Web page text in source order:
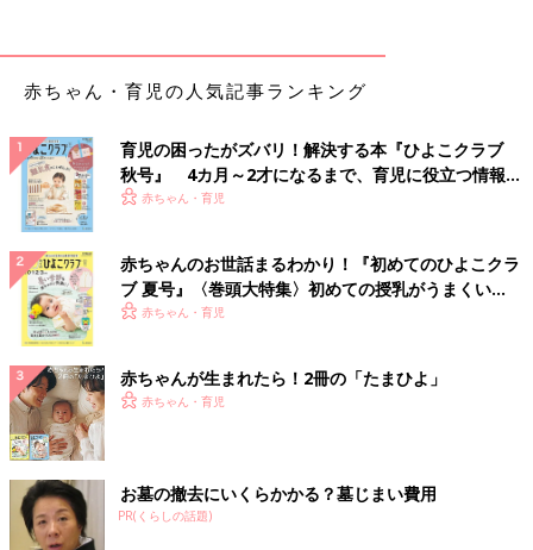
大好物でした。
――幼いタカラさんを連れて2年間ほど海外と日本を行ったり来
たりして「暮らすように旅をする」生活をしていたこともあった
そうです。きっかけは？
まさこ 東日本大震災がきっかけでした。震災当時、夫とは結婚
を前提につき合っていましたが、以前より子どもができたら、東
京を出たいと話し合っていて、震災を機に東京以外での暮らしを
模索し始めたのが出発点です。
長男のタカラを出産後、国内のあちこちを巡って、その後暮らす
地域を探しましたが、決定打となる場所には出会えず、やがて視
野を海外へと広げることにしました。
と同時に、日本の食文化にとどまらず、異なる国々の食にも触
れ、私たちの安住の場所を求めたいという思いが強まっていきま
した。
3人で各地を転々としながら、友だちを訪ねたり、新たな縁に恵
まれたりと、流動的な日々を過ごしました。現地で味わった料理
赤ちゃん・育児の人気記事ランキング
育児の困ったがズバリ！解決する本『ひよこクラブ
秋号』 4カ月～2才になるまで、育児に役立つ情報が
いっぱい！
赤ちゃん・育児
赤ちゃんのお世話まるわかり！『初めてのひよこクラ
ブ 夏号』〈巻頭大特集〉初めての授乳がうまくい
く！ おっぱい・ミルクの基本と夏のトラブル 解決テ
赤ちゃん・育児
赤ちゃんが生まれたら！2冊の「たまひよ」
赤ちゃん・育児
お墓の撤去にいくらかかる？墓じまい費用
PR(くらしの話題)